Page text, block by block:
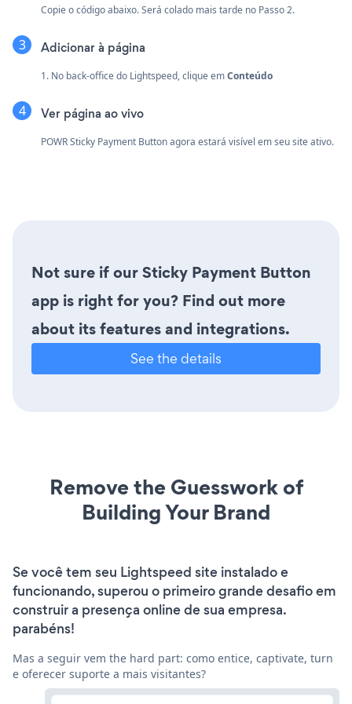
Copie o código abaixo. Será colado mais tarde no Passo 2.
Adicionar à página
1. No back-office do Lightspeed, clique emConteúdo
Ver página ao vivo
POWR Sticky Payment Button agora estará visível em seu site ativo.
Not sure if our Sticky Payment Button
app is right for you? Find out more
about its features and integrations.
See the details
Remove the Guesswork of
Building Your Brand
Se você tem seu Lightspeed site instalado e
funcionando, superou o primeiro grande desafio em
construir a presença online de sua empresa.
parabéns!
Mas a seguir vem the hard part: como entice, captivate, turn
e oferecer suporte a mais visitantes?